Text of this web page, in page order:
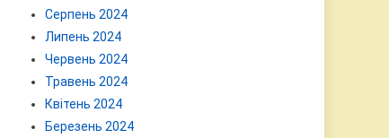
Серпень 2024
Липень 2024
Червень 2024
Травень 2024
Квітень 2024
Березень 2024